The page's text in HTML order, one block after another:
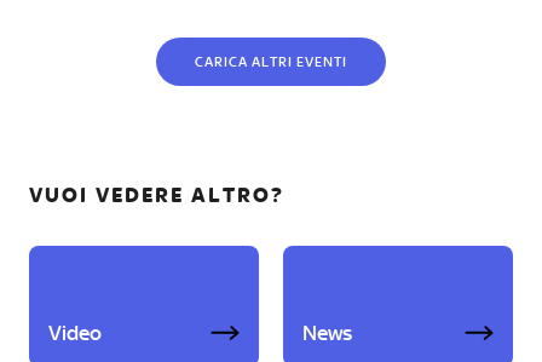
CARICA ALTRI EVENTI
VUOI VEDERE ALTRO?
Video News